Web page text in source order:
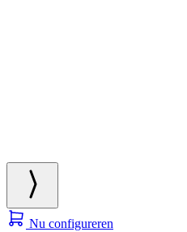
Nu configureren